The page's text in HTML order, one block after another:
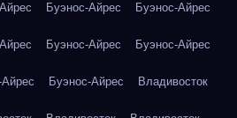
Буэнос-Айрес Буэнос-Айрес
Буэнос-Айрес Буэнос-Айрес
Буэнос-Айрес Владивосток